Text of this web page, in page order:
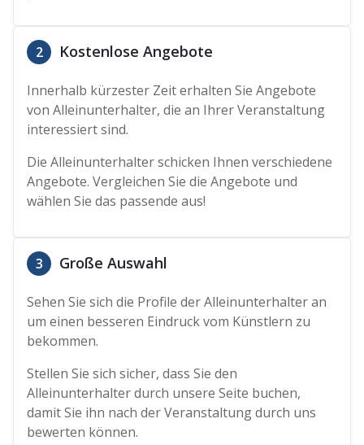
2 Kostenlose Angebote
Innerhalb kürzester Zeit erhalten Sie Angebote
von Alleinunterhalter, die an Ihrer Veranstaltung
interessiert sind.
Die Alleinunterhalter schicken Ihnen verschiedene
Angebote. Vergleichen Sie die Angebote und
wählen Sie das passende aus!
3 Große Auswahl
Sehen Sie sich die Profile der Alleinunterhalter an
um einen besseren Eindruck vom Künstlern zu
bekommen.
Stellen Sie sich sicher, dass Sie den
Alleinunterhalter durch unsere Seite buchen,
damit Sie ihn nach der Veranstaltung durch uns
bewerten können.